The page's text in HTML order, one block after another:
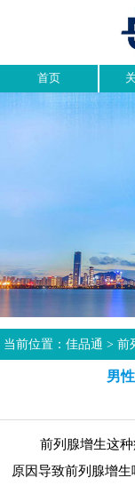
首页
当前位置：佳品通 >前
男
前列腺增生这
原因导致前列腺增